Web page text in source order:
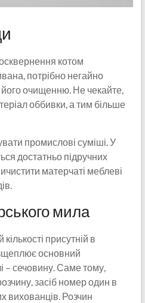
котом
потрібно негайно
його очищенню. Не чекайте,
оббивки, а тим більше
промислові суміші. У
достатньо підручних
матерчаті меблеві
мила
присутній в
основний
– сечовину. Саме тому,
засіб номер один в
вихованців. Розчин